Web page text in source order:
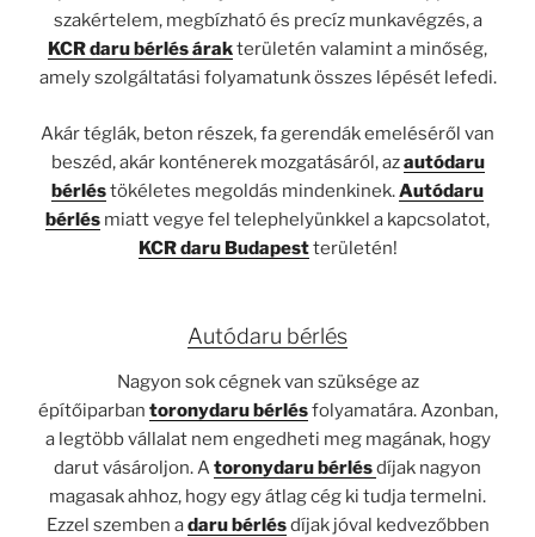
szakértelem, megbízható és precíz munkavégzés, a
KCR daru bérlés árakterületén valamint a minőség,
amely szolgáltatási folyamatunk összes lépését lefedi.
Akár téglák, beton részek, fa gerendák emeléséről van
beszéd, akár konténerek mozgatásáról, azautódaru
bérléstökéletes megoldás mindenkinek.Autódaru
bérlés miatt vegye fel telephelyünkkel a kapcsolatot,
KCR daru Budapestterületén!
Autódaru bérlés
Nagyon sok cégnek van szüksége az
építőiparban toronydaru bérlésfolyamatára. Azonban,
a legtöbb vállalat nem engedheti meg magának, hogy
darut vásároljon. Atoronydaru bérlésdíjak nagyon
magasak ahhoz, hogy egy átlag cég ki tudja termelni.
Ezzel szemben adaru bérlésdíjak jóval kedvezőbben